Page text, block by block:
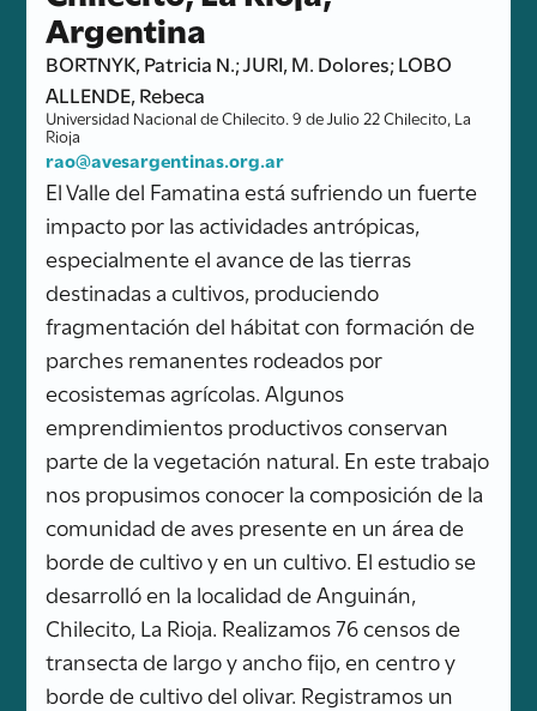
Argentina
BORTNYK, Patricia N.; JURI, M. Dolores; LOBO
ALLENDE, Rebeca
Universidad Nacional de Chilecito. 9 de Julio 22 Chilecito, La
Rioja
rao@avesargentinas.org.ar
El Valle del Famatina está sufriendo un fuerte
impacto por las actividades antrópicas,
especialmente el avance de las tierras
destinadas a cultivos, produciendo
fragmentación del hábitat con formación de
parches remanentes rodeados por
ecosistemas agrícolas. Algunos
emprendimientos productivos conservan
parte de la vegetación natural. En este trabajo
nos propusimos conocer la composición de la
comunidad de aves presente en un área de
borde de cultivo y en un cultivo. El estudio se
desarrolló en la localidad de Anguinán,
Chilecito, La Rioja. Realizamos 76 censos de
transecta de largo y ancho fijo, en centro y
borde de cultivo del olivar. Registramos un